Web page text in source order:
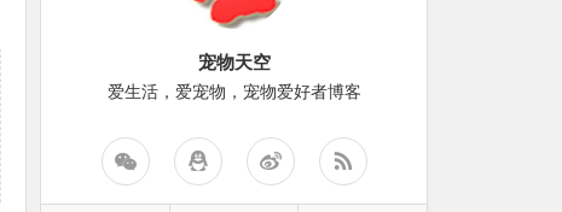
宠物天空
爱生活，爱宠物，宠物爱好者博客